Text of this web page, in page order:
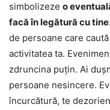
simbolizeze o
facă în legătură cu tine
de persoane care
activitatea ta.
zdruncina puțin. Ai
persoane nesincere.
încurcătură, te